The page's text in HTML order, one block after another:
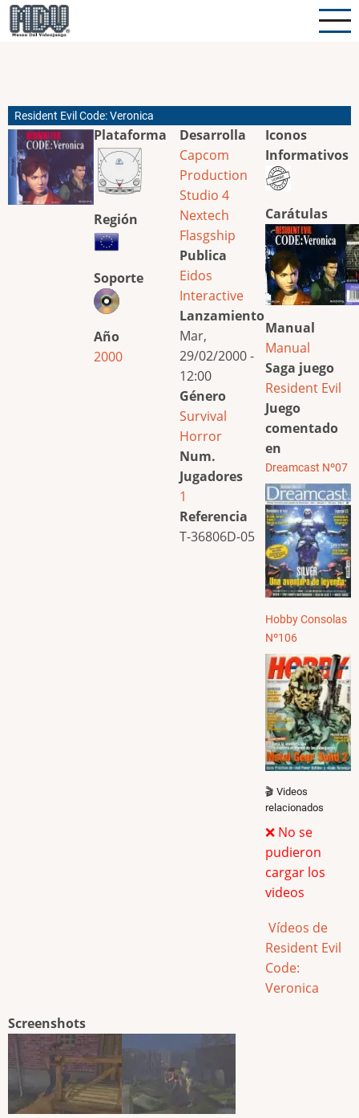
Pasar
al
Resident Evil Code: Veronica
Plataforma
Región
Soporte
Año
2000
Desarrolla
Capcom
Production
Studio 4
Nextech
Flasgship
Publica
Eidos
Interactive
Lanzamiento
Mar,
29/02/2000 -
12:00
Género
Survival
Horror
Num.
Jugadores
1
Referencia
T-36806D-05
Iconos
Informativos
Carátulas
Manual
Manual
Saga juego
Resident Evil
Juego
comentado
en
Dreamcast Nº07
Hobby Consolas
Nº106
🎬 Videos
relacionados
❌ No se
pudieron
cargar los
videos
Vídeos de
Resident Evil
Code:
Veronica
Screenshots